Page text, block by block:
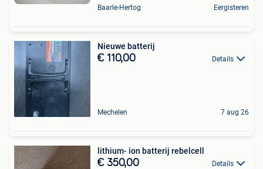
Baarle-Hertog Eergisteren
Nieuwe batterij
€ 110,00 Details
Mechelen 7 aug 26
lithium- ion batterij rebelcell
€ 350,00 Details